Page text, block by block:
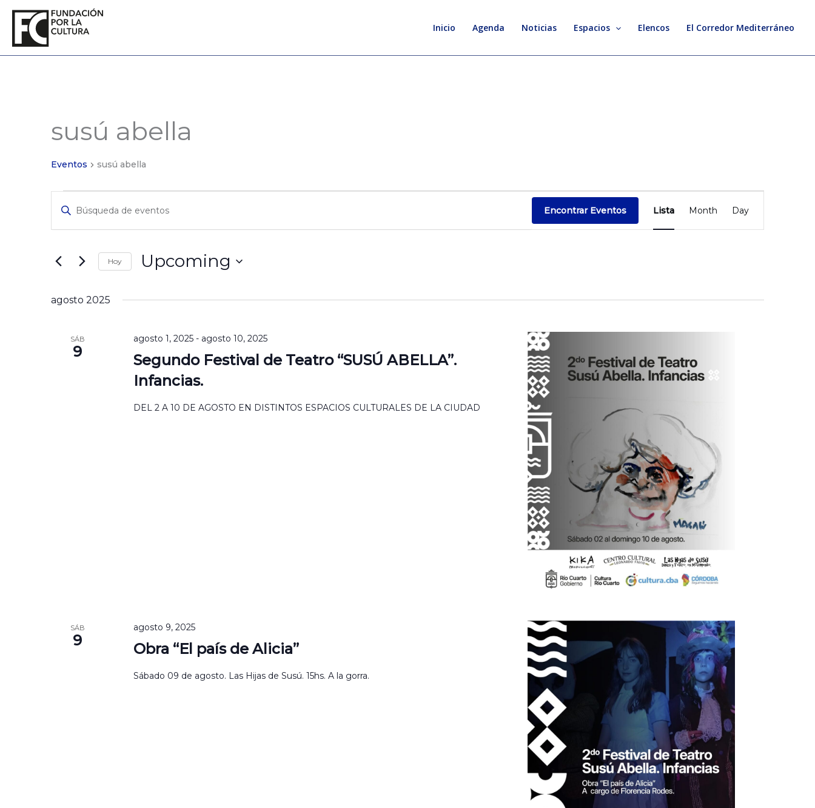
contenido
Inicio Agenda Noticias Espacios Elencos El Corredor Mediterráneo
susú abella
Eventos susú abella
de
Vistas
de
Ingrese
Clave.
Eventos
Clave.
Encontrar Eventos
Vistas
Lista Month Day
Hoy Upcoming
fecha.
agosto 2025
SÁB
9
Segundo Festival de Teatro “SUSÚ ABELLA”.
Infancias.
agosto 1, 2025- agosto 10, 2025
DEL 2 A 10 DE AGOSTO EN DISTINTOS ESPACIOS CULTURALES DE LA CIUDAD
SÁB
9 Obra “El país de Alicia”
agosto 9, 2025
Sábado 09 de agosto. Las Hijas de Susú. 15hs. A la gorra.